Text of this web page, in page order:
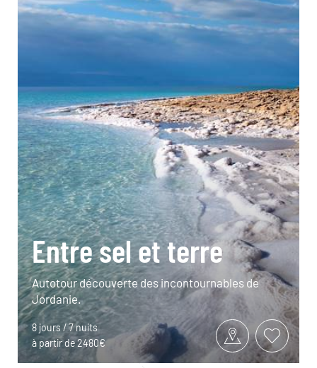
Entre sel et terre
Autotour découverte des incontournables de
Jordanie.
8 jours / 7 nuits
à partir de 2480€